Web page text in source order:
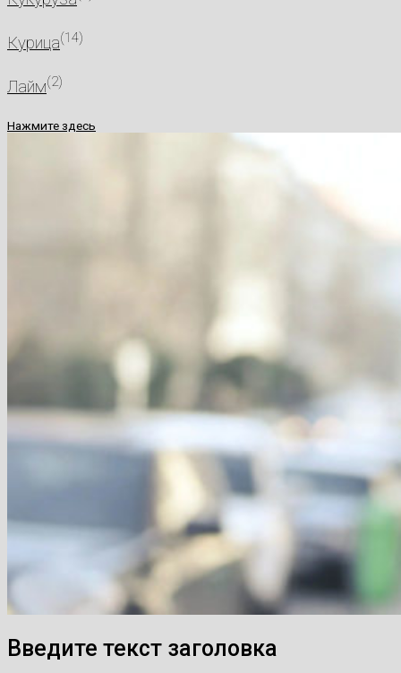
Курица(14)
Лайм(2)
Нажмите здесь
Введите текст заголовка